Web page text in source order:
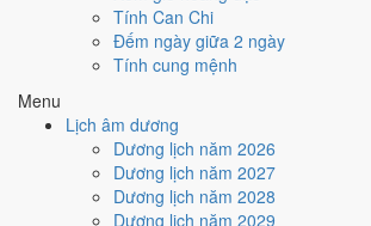
Tính Can Chi
Đếm ngày giữa 2 ngày
Tính cung mệnh
Menu
Lịch âm dương
Dương lịch năm 2026
Dương lịch năm 2027
Dương lịch năm 2028
Dương lịch năm 2029
Cách tính ngày tốt
Ký hợp đồng - giao ước
Rất tốt
Ký hợp đồng - giao ước hôm nay ở
Sao Tất và Ngày Hoàng Đạo
Cách tính ngày tốt
Động thổ - khởi công
/10Rất tốt